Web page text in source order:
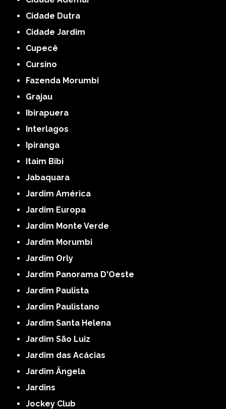
Cidade Dutra
Cidade Jardim
Cupecê
Cursino
Fazenda Morumbi
Grajau
Ibirapuera
Interlagos
Ipiranga
Itaim Bibi
Jabaquara
Jardim América
Jardim Europa
Jardim Monte Verde
Jardim Morumbi
Jardim Orly
Jardim Panorama D'Oeste
Jardim Paulista
Jardim Paulistano
Jardim Santa Helena
Jardim São Luiz
Jardim das Acácias
Jardim Ângela
Jardins
Jockey Club